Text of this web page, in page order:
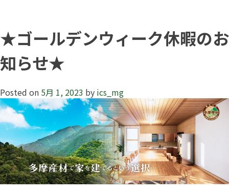
★ゴールデンウィーク休暇のお
知らせ★
Posted on 5月 1, 2023 by ics_mg